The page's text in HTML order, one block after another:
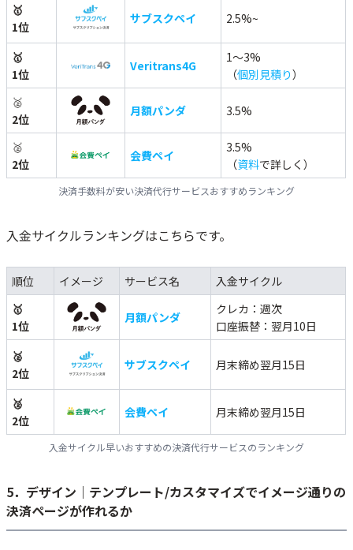
🥇
1位
サブスクペイ 2.5%~
🥇
1位
Veritrans4G
1～3%
（個別見積り）
🥈
2位
月額パンダ 3.5%
🥈
2位
会費ペイ
3.5%
（資料で詳しく）
決済手数料が安い決済代行サービスおすすめランキング
入金サイクルランキングはこちらです。
順位 イメージ サービス名
入金サイクル
🥇
1位
月額パンダ
クレカ：週次
口座振替：翌月10日
🥈
2位
サブスクペイ 月末締め翌月15日
🥈
2位
会費ペイ 月末締め翌月15日
入金サイクル早いおすすめの決済代行サービスのランキング
5．デザイン｜テンプレート/カスタマイズでイメージ通りの
決済ページが作れるか